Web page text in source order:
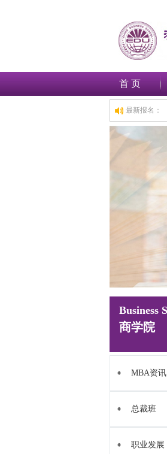
首 页
最新报名：
长 加入工商管理(MBA)总裁班,1小时前,深圳***
Business
商学院
MBA资讯
总裁班
职业发展